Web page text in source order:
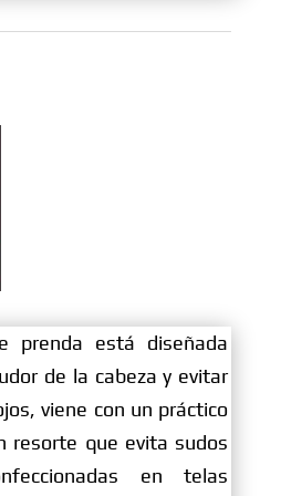
prenda está diseñada
de la cabeza y evitar
viene con un práctico
resorte que evita sudos
en telas